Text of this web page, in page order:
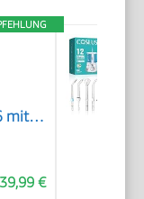
mit
39,99 €